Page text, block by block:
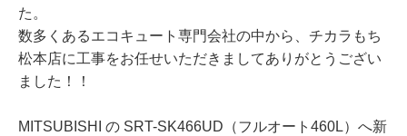
た。
数多くあるエコキュート専門会社の中から、チカラもち
松本店に工事をお任せいただきましてありがとうござい
ました！！
MITSUBISHI の SRT-SK466UD（フルオート460L）へ新